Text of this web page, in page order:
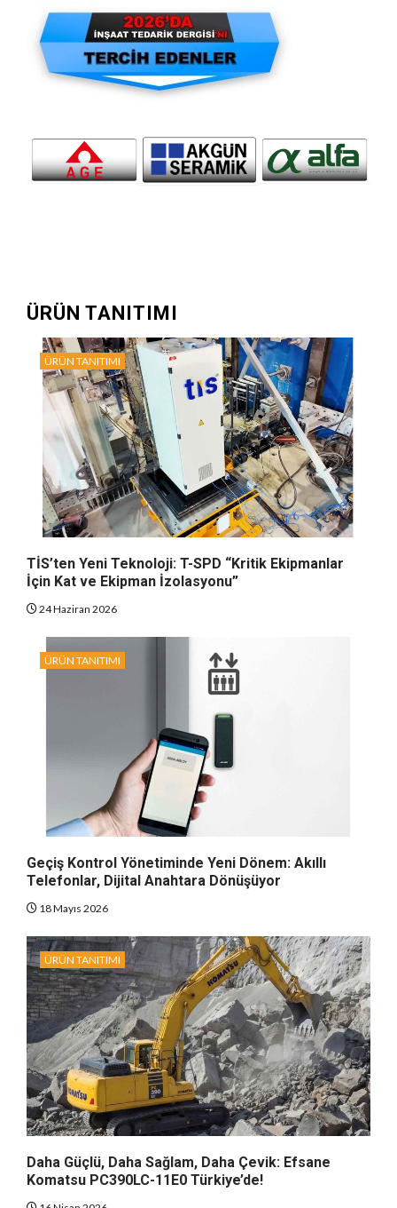
ÜRÜN TANITIMI
ÜRÜN TANITIMI
TİS’ten Yeni Teknoloji: T-SPD “Kritik Ekipmanlar
İçin Kat ve Ekipman İzolasyonu”
24 Haziran 2026
ÜRÜN TANITIMI
Geçiş Kontrol Yönetiminde Yeni Dönem: Akıllı
Telefonlar, Dijital Anahtara Dönüşüyor
18 Mayıs 2026
ÜRÜN TANITIMI
Daha Güçlü, Daha Sağlam, Daha Çevik: Efsane
Komatsu PC390LC-11E0 Türkiye’de!